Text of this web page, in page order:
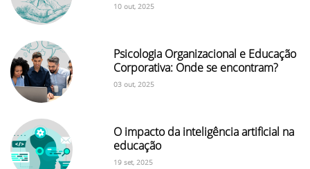
10 out, 2025
Psicologia Organizacional e Educação
Corporativa: Onde se encontram?
03 out, 2025
O impacto da inteligência artificial na
educação
19 set, 2025